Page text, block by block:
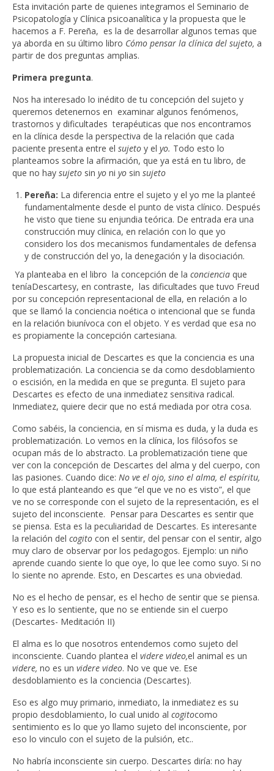
Esta invitación parte de quienes integramos el Seminario de
Psicopatología y Clínica psicoanalítica y la propuesta que le
hacemos a F. Pereña, es la de desarrollar algunos temas que
ya aborda en su último libro Cómo pensar la clínica del sujeto, a
partir de dos preguntas amplias.
Primera pregunta.
Nos ha interesado lo inédito de tu concepción del sujeto y
queremos detenernos en examinar algunos fenómenos,
trastornos y dificultades terapéuticas que nos encontramos
en la clínica desde la perspectiva de la relación que cada
paciente presenta entre el sujeto y el yo. Todo esto lo
planteamos sobre la afirmación, que ya está en tu libro, de
que no hay sujeto sin yo ni yo sin sujeto
Pereña: La diferencia entre el sujeto y el yo me la planteé
fundamentalmente desde el punto de vista clínico. Después
he visto que tiene su enjundia teórica. De entrada era una
construcción muy clínica, en relación con lo que yo
considero los dos mecanismos fundamentales de defensa
y de construcción del yo, la denegación y la disociación.
Ya planteaba en el libro la concepción de la conciencia que
teníaDescartesy, en contraste, las dificultades que tuvo Freud
por su concepción representacional de ella, en relación a lo
que se llamó la conciencia noética o intencional que se funda
en la relación biunívoca con el objeto. Y es verdad que esa no
es propiamente la concepción cartesiana.
La propuesta inicial de Descartes es que la conciencia es una
problematización. La conciencia se da como desdoblamiento
o escisión, en la medida en que se pregunta. El sujeto para
Descartes es efecto de una inmediatez sensitiva radical.
Inmediatez, quiere decir que no está mediada por otra cosa.
Como sabéis, la conciencia, en sí misma es duda, y la duda es
problematización. Lo vemos en la clínica, los filósofos se
ocupan más de lo abstracto. La problematización tiene que
ver con la concepción de Descartes del alma y del cuerpo, con
las pasiones. Cuando dice: No ve el ojo, sino el alma, el espíritu,
lo que está planteando es que “el que ve no es visto”, el que
ve no se corresponde con el sujeto de la representación, es el
sujeto del inconsciente. Pensar para Descartes es sentir que
se piensa. Esta es la peculiaridad de Descartes. Es interesante
la relación del cogito con el sentir, del pensar con el sentir, algo
muy claro de observar por los pedagogos. Ejemplo: un niño
aprende cuando siente lo que oye, lo que lee como suyo. Si no
lo siente no aprende. Esto, en Descartes es una obviedad.
No es el hecho de pensar, es el hecho de sentir que se piensa.
Y eso es lo sentiente, que no se entiende sin el cuerpo
(Descartes- Meditación II)
El alma es lo que nosotros entendemos como sujeto del
inconsciente. Cuando plantea el videre video,el animal es un
videre, no es un videre video. No ve que ve. Ese
desdoblamiento es la conciencia (Descartes).
Eso es algo muy primario, inmediato, la inmediatez es su
propio desdoblamiento, lo cual unido al cogitocomo
sentimiento es lo que yo llamo sujeto del inconsciente, por
eso lo vinculo con el sujeto de la pulsión, etc..
No habría inconsciente sin cuerpo. Descartes diría: no hay